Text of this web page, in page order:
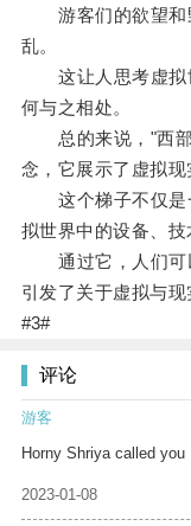
游客们的欲望和
乱。
这让人思考虚拟
何与之相处。
总的来说，"西部
念，它展示了虚拟现
这个梯子不仅是
拟世界中的设备、技
通过它，人们可
引发了关于虚拟与现
#3#
评论
游客
Horny Shriya called you
2023-01-08